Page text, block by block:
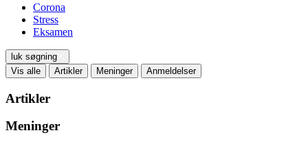
Corona
Stress
Eksamen
luk søgning
Vis alle
Artikler Meninger Anmeldelser
Artikler
Meninger